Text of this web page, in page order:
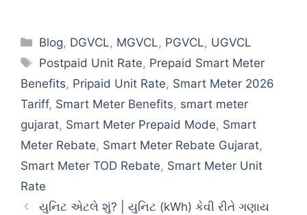
Categories
Blog, DGVCL, MGVCL, PGVCL, UGVCL
Tags
Postpaid Unit Rate, Prepaid Smart Meter
Benefits, Pripaid Unit Rate, Smart Meter 2026
Tariff, Smart Meter Benefits, smart meter
gujarat, Smart Meter Prepaid Mode, Smart
Meter Rebate, Smart Meter Rebate Gujarat,
Smart Meter TOD Rebate, Smart Meter Unit
Rate
યુનિટ એટલે શું? | યુનિટ (kWh) કેવી રીતે ગણાય